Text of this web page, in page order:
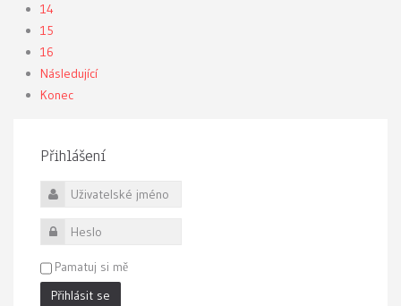
14
15
16
Následující
Konec
Přihlášení
Uživatelské jméno
Heslo
Pamatuj si mě
Přihlásit se